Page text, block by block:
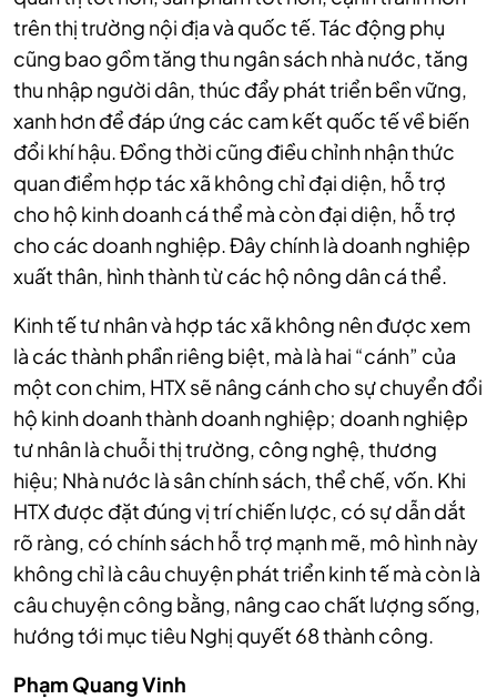
trên thị trường nội địa và quốc tế. Tác động phụ
cũng bao gồm tăng thu ngân sách nhà nước, tăng
thu nhập người dân, thúc đẩy phát triển bền vững,
xanh hơn để đáp ứng các cam kết quốc tế về biến
đổi khí hậu. Đồng thời cũng điều chỉnh nhận thức
quan điểm hợp tác xã không chỉ đại diện, hỗ trợ
cho hộ kinh doanh cá thể mà còn đại diện, hỗ trợ
cho các doanh nghiệp. Đây chính là doanh nghiệp
xuất thân, hình thành từ các hộ nông dân cá thể.
Kinh tế tư nhân và hợp tác xã không nên được xem
là các thành phần riêng biệt, mà là hai “cánh” của
một con chim, HTX sẽ nâng cánh cho sự chuyển đổi
hộ kinh doanh thành doanh nghiệp; doanh nghiệp
tư nhân là chuỗi thị trường, công nghệ, thương
hiệu; Nhà nước là sân chính sách, thể chế, vốn. Khi
HTX được đặt đúng vị trí chiến lược, có sự dẫn dắt
rõ ràng, có chính sách hỗ trợ mạnh mẽ, mô hình này
không chỉ là câu chuyện phát triển kinh tế mà còn là
câu chuyện công bằng, nâng cao chất lượng sống,
hướng tới mục tiêu Nghị quyết 68 thành công.
Phạm Quang Vinh